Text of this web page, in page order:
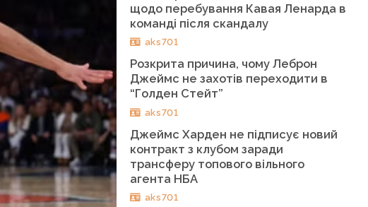
щодо перебування Кавая Ленарда в
команді після скандалу
aks701
Розкрита причина, чому Леброн
Джеймс не захотів переходити в
“Голден Стейт”
aks701
Джеймс Харден не підписує новий
контракт з клубом заради
трансферу топового вільного
агента НБА
aks701